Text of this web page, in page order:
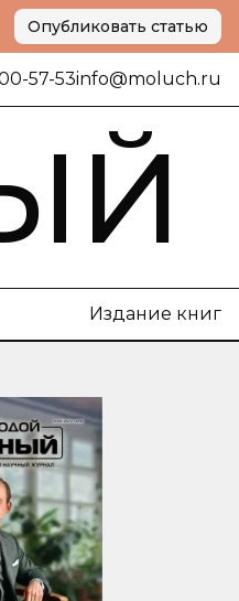
Опубликовать статью
57-53info@moluch.ru
Издание книг